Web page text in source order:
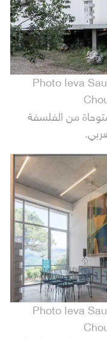
Photo Ieva
من الفلسفة
Photo Ieva